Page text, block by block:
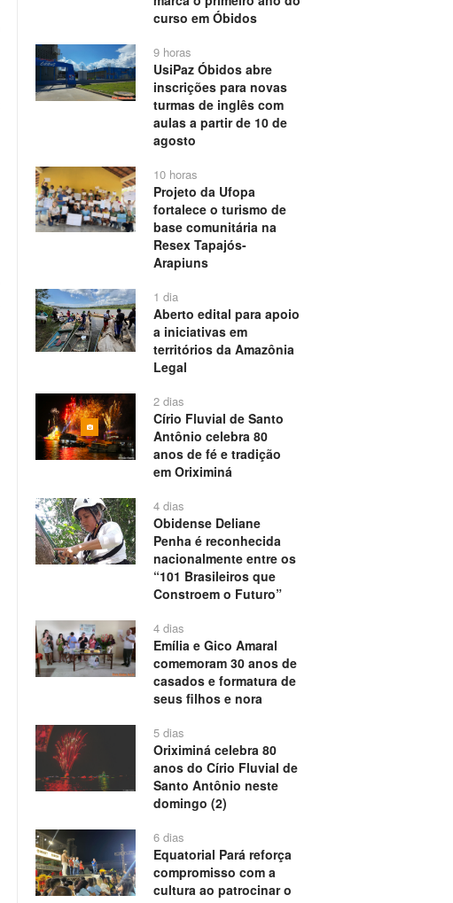
curso em Óbidos
9 horas
UsiPaz Óbidos abre
inscrições para novas
turmas de inglês com
aulas a partir de 10 de
agosto
10 horas
Projeto da Ufopa
fortalece o turismo de
base comunitária na
Resex Tapajós-
Arapiuns
1 dia
Aberto edital para apoio
a iniciativas em
territórios da Amazônia
Legal
2 dias
Círio Fluvial de Santo
Antônio celebra 80
anos de fé e tradição
em Oriximiná
4 dias
Obidense Deliane
Penha é reconhecida
nacionalmente entre os
“101 Brasileiros que
Constroem o Futuro”
4 dias
Emília e Gico Amaral
comemoram 30 anos de
casados e formatura de
seus filhos e nora
5 dias
Oriximiná celebra 80
anos do Círio Fluvial de
Santo Antônio neste
domingo (2)
6 dias
Equatorial Pará reforça
compromisso com a
cultura ao patrocinar o